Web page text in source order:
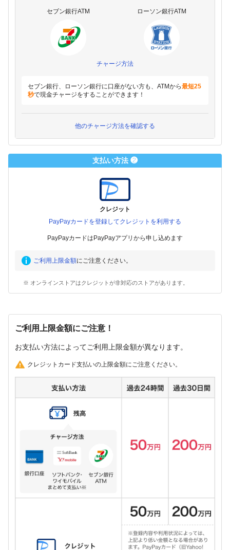
セブン銀行ATM ローソン銀行ATM
チャージ方法
セブン銀行、ローソン銀行に口座がない方も、ATMから最短25
秒で現金チャージをすることができます！
他のチャージ方法を確認する
支払い方法 ❷
クレジット
PayPayカードを登録してクレジットを利用する
PayPayカードはPayPayアプリから申し込めます
ご利用上限金額にご注意ください。
※ オンラインストアはクレジットが非対応のストアがあります。
ご利用上限金額にご注意！
お支払い方法によってご利用上限金額が異なります。
クレジットカード支払いの上限金額にご注意ください。